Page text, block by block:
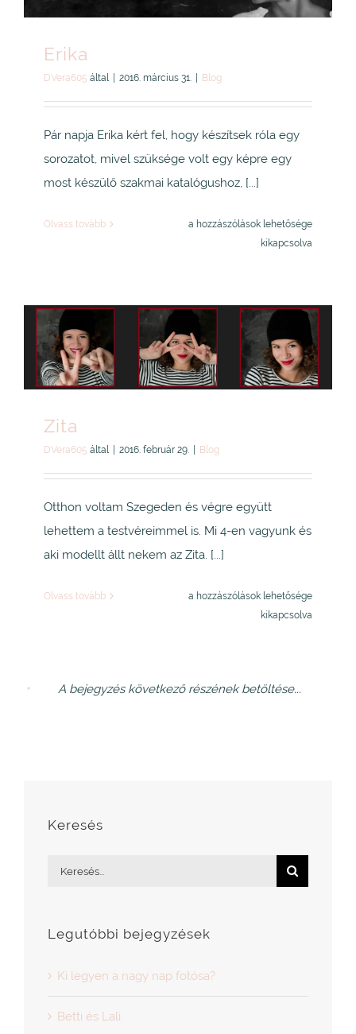
Erika
DVera605 által 2016. március 31. Blog
Pár napja Erika kért fel, hogy készítsek róla egy
sorozatot, mivel szüksége volt egy képre egy
most készülő szakmai katalógushoz, [...]
Olvass tovább
Erika
a hozzászólások lehetősége
kikapcsolva
Zita
DVera605 által 2016. február 29. Blog
Otthon voltam Szegeden és végre együtt
lehettem a testvéreimmel is. Mi 4-en vagyunk és
aki modellt állt nekem az Zita. [...]
Olvass tovább
Zita
a hozzászólások lehetősége
kikapcsolva
Keresés...
Ki legyen a nagy nap fotósa?
Betti és Lali
Anita és Bonita